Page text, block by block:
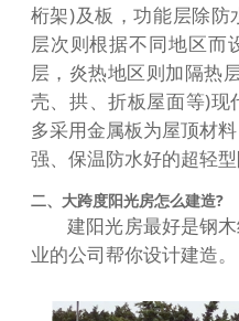
桁架)及板，功能层除
层次则根据不同地区而
层，炎热地区则加隔热
壳、拱、折板屋面等)
多采用金属板为屋顶材
强、保温防水好的超轻型
二、大跨度阳光房怎么建造?
建阳光房最好是钢
业的公司帮你设计建造。